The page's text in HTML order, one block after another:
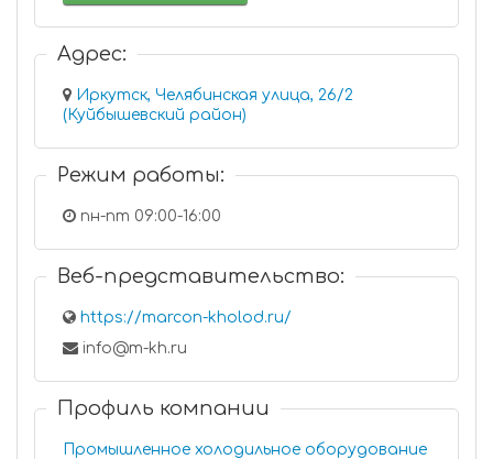
Адрес:
Иркутск, Челябинская улица, 26/2
(Куйбышевский район)
Режим работы:
пн-пт 09:00-16:00
Веб-представительство:
https://marcon-kholod.ru/
info@m-kh.ru
Профиль компании
Промышленное холодильное оборудование